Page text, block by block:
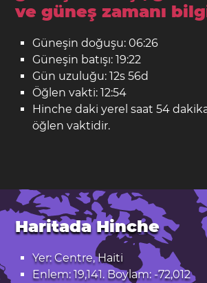
ve güneş zamanı
Güneşin doğuşu: 06:26
Güneşin batışı: 19:22
Gün uzuluğu: 12s 56d
Öğlen vakti: 12:54
Hinche daki yerel saat 54
öğlen vaktidir.
Haritada Hinche
Yer: Centre, Haiti
Enlem: 19,141. Boylam: -72,012